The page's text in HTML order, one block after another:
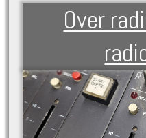
Over